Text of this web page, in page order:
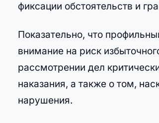
фиксации обстоятельств и
Показательно, что
внимание на риск
рассмотрении дел
наказания, а также о том,
нарушения.